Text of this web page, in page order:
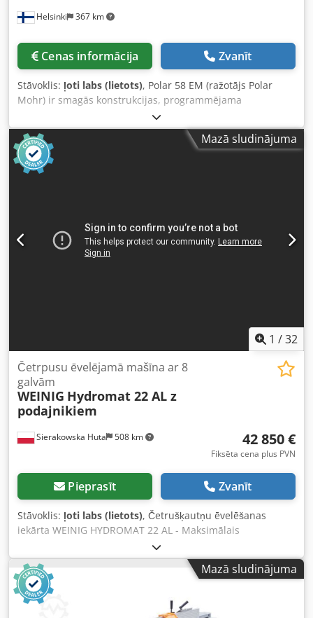
Helsinki 367 km
Cenas informācija Zvanīt
Stāvoklis: ļoti labs (lietots), Polar 58 EM (ražotājs Polar
Mohr) ir smagās konstrukcijas, programmējama
hidrauliskā papīra griezējieta. Tā ir paredzēta poligrāfijām,
kopēšanas centriem un grāmatu iesiešanas darbnīcām,
kurām nepieciešama precīza un atkārtojama griešana
SRA3 un B3 papīra formātos. Tehniskās specifikācijas:
Griešanas platums: 580 mm (22,8 collas) Padeves dziļums:
griezuma garums: 15 mm (0,59 collas) bez palīglīstes / 50
mm (1,96 collas) ar palīglīsti Atmiņa un programmas:
digitālā mikroprocesora vadība ar 99 programmām un līdz
Mazā sludinājuma
1 /32
Sierakowska Huta 508 km
Četrpusu ēvelējamā mašīna ar 8
galvām
WEINIG Hydromat 22 AL z
podajnikiem
42 850 €
Fiksēta cena plus PVN
Pieprasīt Zvanīt
Stāvoklis: ļoti labs (lietots), Četrušķautņu ēvelēšanas
iekārta WEINIG HYDROMAT 22 AL - Maksimālais
apstrādājamā detaļas platums: 220 mm - Maksimālais
apstrādājamā detaļas augstums: 130 mm - 8 vārpstas: 1)
apakšējā horizontālā 220 mm, 5,5 kW 2) labā vertikālā 130
mm, 7,5 kW 3) kreisā vertikālā 130 mm, 7,5 kW 4) labā
vertikālā 130 mm, 5,5 kW 5) augšējā horizontālā 220 mm,
Mazā sludinājuma